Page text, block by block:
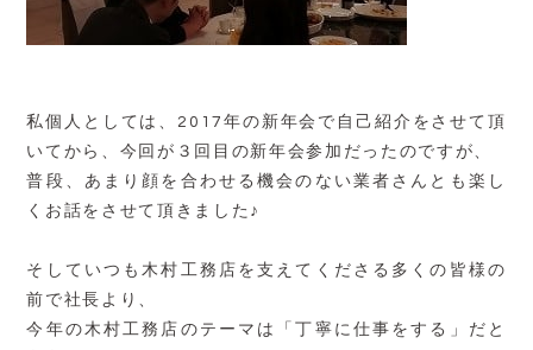
私個人としては、2017年の新年会で自己紹介をさせて頂
いてから、今回が３回目の新年会参加だったのですが、
普段、あまり顔を合わせる機会のない業者さんとも楽し
くお話をさせて頂きました♪
そしていつも木村工務店を支えてくださる多くの皆様の
前で社長より、
今年の木村工務店のテーマは「丁寧に仕事をする」だと